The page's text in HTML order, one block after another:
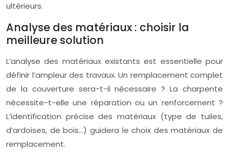
ultérieurs.
Analyse des matériaux : choisir la
meilleure solution
L’analyse des matériaux existants est essentielle pour
définir l’ampleur des travaux. Un remplacement complet
de la couverture sera-t-il nécessaire ? La charpente
nécessite-t-elle une réparation ou un renforcement ?
L’identification précise des matériaux (type de tuiles,
d’ardoises, de bois…) guidera le choix des matériaux de
remplacement.